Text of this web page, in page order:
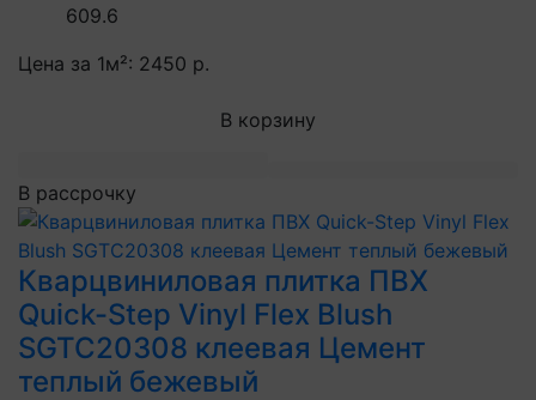
609.6
Цена за 1м²: 2450 р.
В корзину
В рассрочку
Кварцвиниловая плитка ПВХ
Quick-Step Vinyl Flex Blush
SGTC20308 клеевая Цемент
теплый бежевый